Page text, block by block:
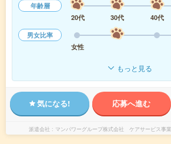
年齢層
20代
30代 40代
男女比率
女性
もっと見る
気になる! 応募へ進む
派遣会社 マンパワーグループ株式会社 ケアサービス事